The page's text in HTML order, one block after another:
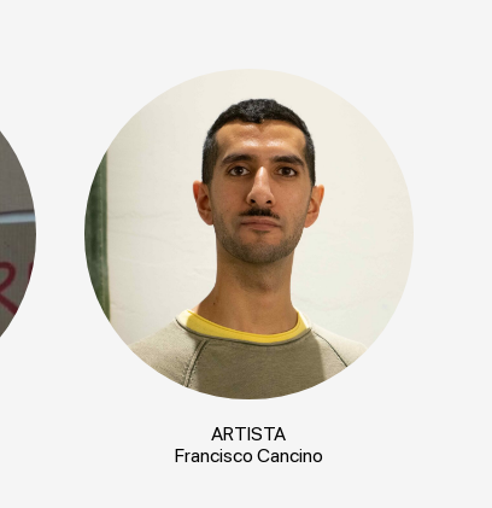
ARTISTA
Francisco Cancino